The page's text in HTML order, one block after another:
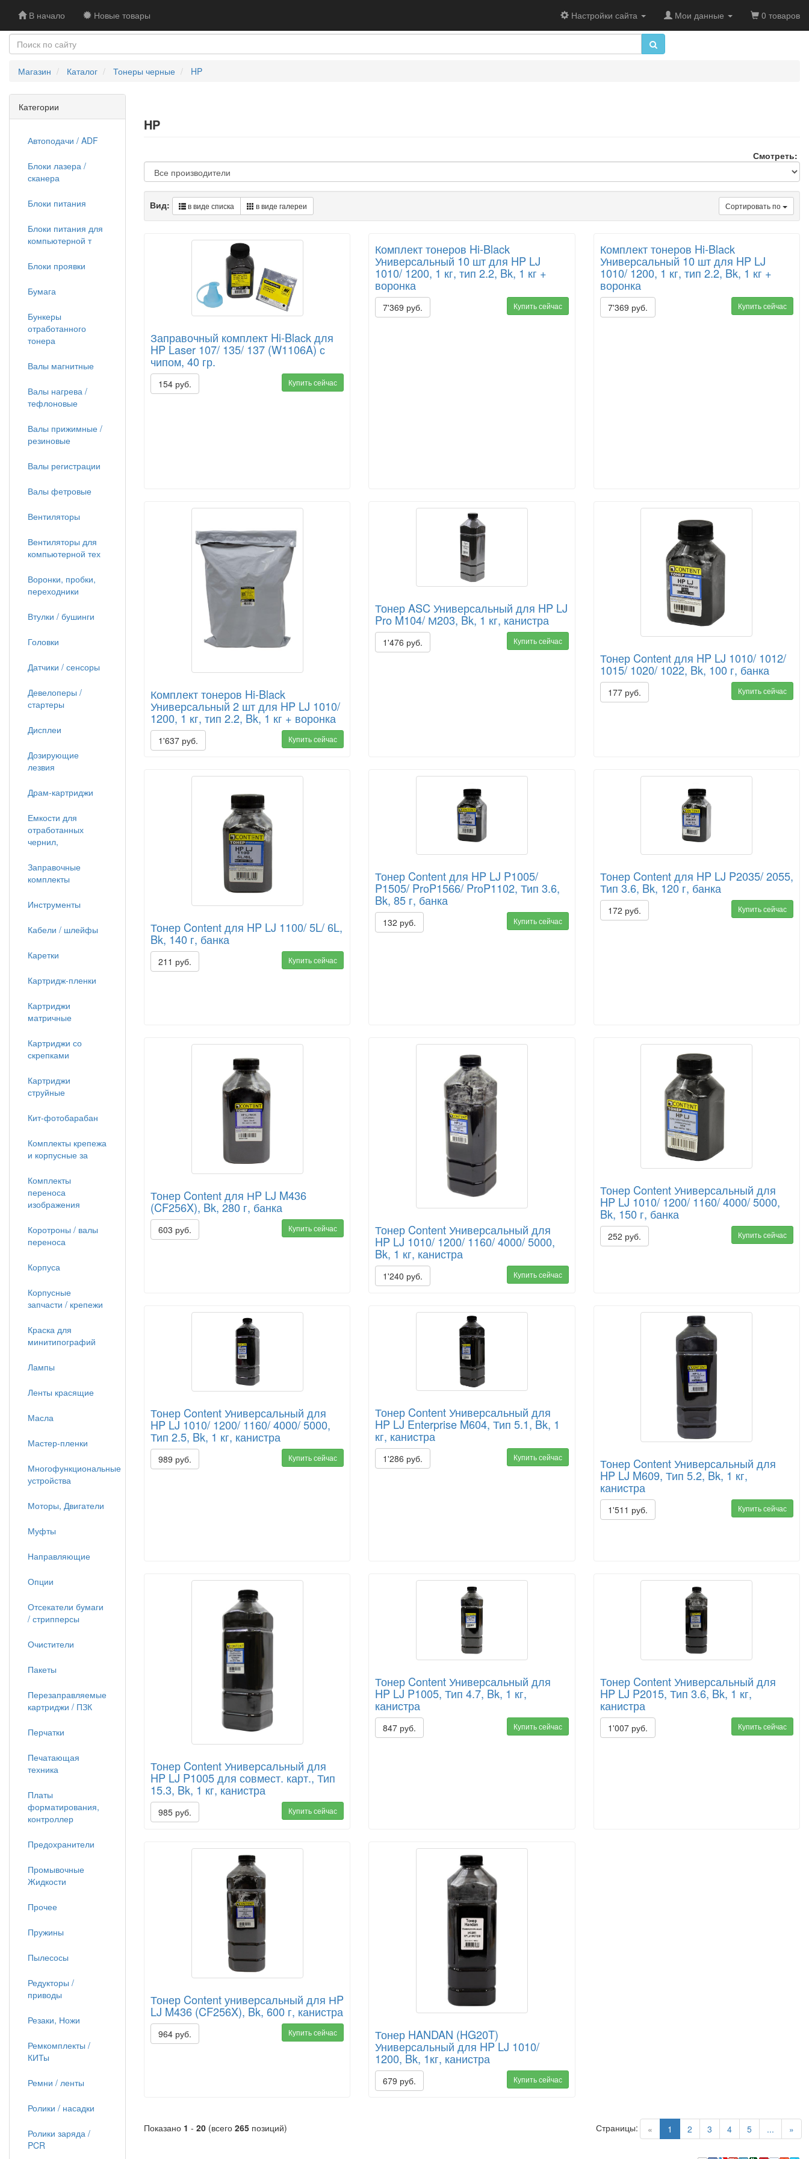
В начало Новые товары Настройки сайта Мои данные 0 товаров
Магазин Каталог Тонеры черные HP
HP
Смотреть:
Сортировать по
Вид: в виде списка в виде галереи
Заправочный комплект Hi-Black для
HP Laser 107/ 135/ 137 (W1106A) с
чипом, 40 гр.
154 руб. Купить сейчас
Комплект тонеров Hi-Black
Универсальный 10 шт для HP LJ
1010/ 1200, 1 кг, тип 2.2, Bk, 1 кг +
воронка
7'369 руб. Купить сейчас
Комплект тонеров Hi-Black
Универсальный 10 шт для HP LJ
1010/ 1200, 1 кг, тип 2.2, Bk, 1 кг +
воронка
7'369 руб. Купить сейчас
Комплект тонеров Hi-Black
Универсальный 2 шт для HP LJ 1010/
1200, 1 кг, тип 2.2, Bk, 1 кг + воронка
1'637 руб. Купить сейчас
Тонер ASC Универсальный для HP LJ
Pro M104/ М203, Bk, 1 кг, канистра
1'476 руб. Купить сейчас
Тонер Content для HP LJ 1010/ 1012/
1015/ 1020/ 1022, Bk, 100 г, банка
177 руб. Купить сейчас
Тонер Content для HP LJ 1100/ 5L/ 6L,
Bk, 140 г, банка
211 руб. Купить сейчас
Тонер Content для HP LJ P1005/
P1505/ ProP1566/ ProP1102, Тип 3.6,
Bk, 85 г, банка
132 руб. Купить сейчас
Тонер Content для HP LJ P2035/ 2055,
Тип 3.6, Bk, 120 г, банка
172 руб. Купить сейчас
Тонер Content для НP LJ M436
(CF256X), Bk, 280 г, банка
603 руб. Купить сейчас Тонер Content Универсальный для
HP LJ 1010/ 1200/ 1160/ 4000/ 5000,
Bk, 1 кг, канистра
1'240 руб. Купить сейчас
Тонер Content Универсальный для
HP LJ 1010/ 1200/ 1160/ 4000/ 5000,
Bk, 150 г, банка
252 руб. Купить сейчас
Тонер Content Универсальный для
HP LJ 1010/ 1200/ 1160/ 4000/ 5000,
Тип 2.5, Bk, 1 кг, канистра
989 руб. Купить сейчас
Тонер Content Универсальный для
HP LJ Enterprise M604, Тип 5.1, Bk, 1
кг, канистра
1'286 руб. Купить сейчас Тонер Content Универсальный для
HP LJ M609, Тип 5.2, Bk, 1 кг,
канистра
1'511 руб. Купить сейчас
Тонер Content Универсальный для
HP LJ P1005 для совмест. карт., Тип
15.3, Bk, 1 кг, канистра
985 руб. Купить сейчас
Тонер Content Универсальный для
HP LJ P1005, Тип 4.7, Bk, 1 кг,
канистра
847 руб. Купить сейчас
Тонер Content Универсальный для
HP LJ P2015, Тип 3.6, Bk, 1 кг,
канистра
1'007 руб. Купить сейчас
Тонер Content универсальный для НP
LJ M436 (CF256X), Bk, 600 г, канистра
964 руб. Купить сейчас Тонер HANDAN (HG20T)
Универсальный для HP LJ 1010/
1200, Bk, 1кг, канистра
679 руб. Купить сейчас
Показано 1 - 20 (всего 265 позиций) « 1 (current)
2 3 4 5 ... »
Страницы:
Категории
Автоподачи / ADF
Блоки лазера /
сканера
Блоки питания
Блоки питания для
компьютерной т
Блоки проявки
Бумага
Бункеры
отработанного
тонера
Валы магнитные
Валы нагрева /
тефлоновые
Валы прижимные /
резиновые
Валы регистрации
Валы фетровые
Вентиляторы
Вентиляторы для
компьютерной тех
Воронки, пробки,
переходники
Втулки / бушинги
Головки
Датчики / сенсоры
Девелоперы /
стартеры
Дисплеи
Дозирующие
лезвия
Драм-картриджи
Емкости для
отработанных
чернил,
Заправочные
комплекты
Инструменты
Кабели / шлейфы
Каретки
Картридж-пленки
Картриджи
матричные
Картриджи со
скрепками
Картриджи
струйные
Кит-фотобарабан
Комплекты крепежа
и корпусные за
Комплекты
переноса
изображения
Коротроны / валы
переноса
Корпуса
Корпусные
запчасти / крепежи
Краска для
минитипографий
Лампы
Ленты красящие
Масла
Мастер-пленки
Многофункциональные
устройства
Моторы, Двигатели
Муфты
Направляющие
Опции
Отсекатели бумаги
/ стрипперсы
Очистители
Пакеты
Перезаправляемые
картриджи / ПЗК
Перчатки
Печатающая
техника
Платы
форматирования,
контроллер
Предохранители
Промывочные
Жидкости
Прочее
Пружины
Пылесосы
Редукторы /
приводы
Резаки, Ножи
Ремкомплекты /
КИТы
Ремни / ленты
Ролики / насадки
Ролики заряда /
PCR